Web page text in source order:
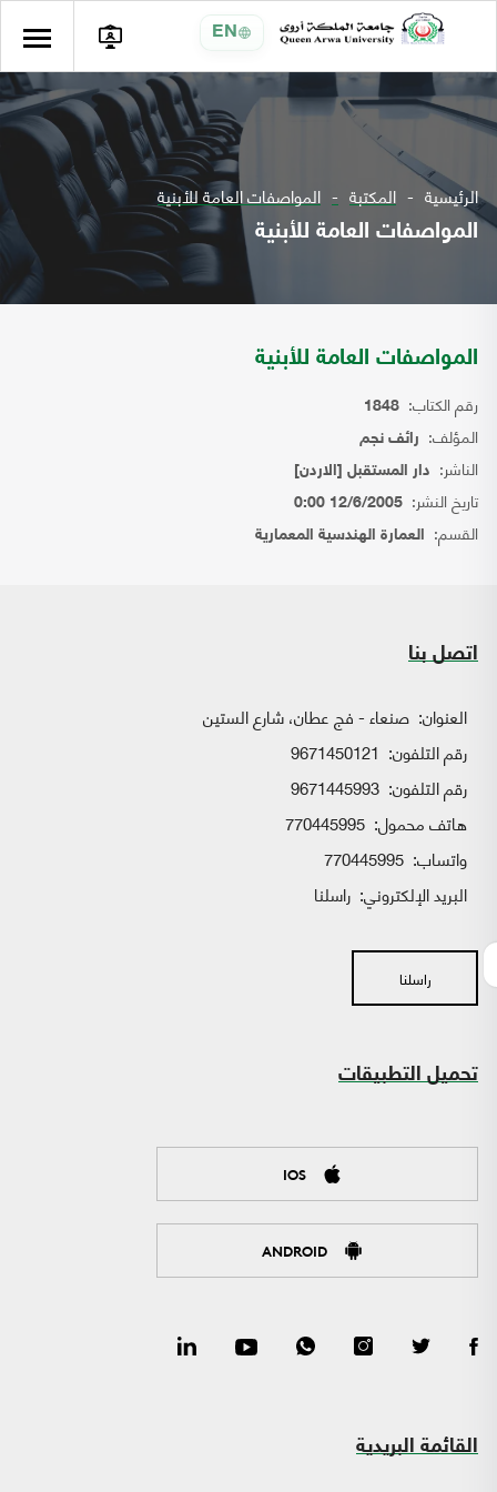
EN
الرئيسية المكتبة المواصفات العامة للأبنية
المواصفات العامة للأبنية
المواصفات العامة للأبنية
رقم الكتاب: 1848
المؤلف: رائف نجم
الناشر: دار المستقبل [الاردن]
تاريخ النشر: 12/6/2005 0:00
القسم: العمارة الهندسية المعمارية
اتصل بنا
العنوان: صنعاء - فج عطان، شارع الستين
رقم التلفون: 9671450121
رقم التلفون: 9671445993
هاتف محمول: 770445995
واتساب:
البريد الإلكتروني: راسلنا
راسلنا
تحميل التطبيقات
IOS
ANDROID
القائمة البريدية